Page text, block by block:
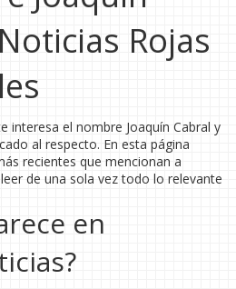
Rojas
interesa el nombre Joaquín Cabral y
al respecto. En esta página
recientes que mencionan a
de una sola vez todo lo relevante
en